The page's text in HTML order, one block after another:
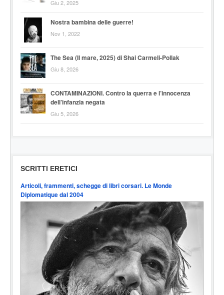
Giu 2, 2025
Nostra bambina delle guerre!
Nov 1, 2022
The Sea (Il mare, 2025) di Shai Carmeli-Pollak
Giu 8, 2026
CONTAMINAZIONI. Contro la querra e l’innocenza
dell’infanzia negata
Giu 5, 2026
SCRITTI ERETICI
Articoli, frammenti, schegge di libri corsari. Le Monde
Diplomatique dal 2004